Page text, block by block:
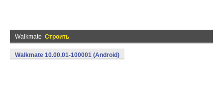
Walkmate Строить
Walkmate 10.00.01-100001 (Android)